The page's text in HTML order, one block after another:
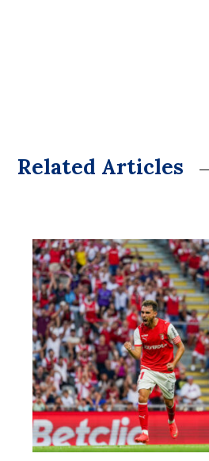
Related Articles